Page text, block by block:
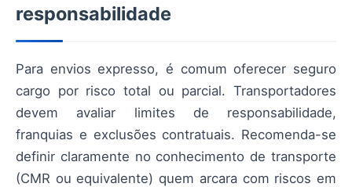
responsabilidade
Para envios expresso, é comum oferecer seguro
cargo por risco total ou parcial. Transportadores
devem avaliar limites de responsabilidade,
franquias e exclusões contratuais. Recomenda-se
definir claramente no conhecimento de transporte
(CMR ou equivalente) quem arcara com riscos em